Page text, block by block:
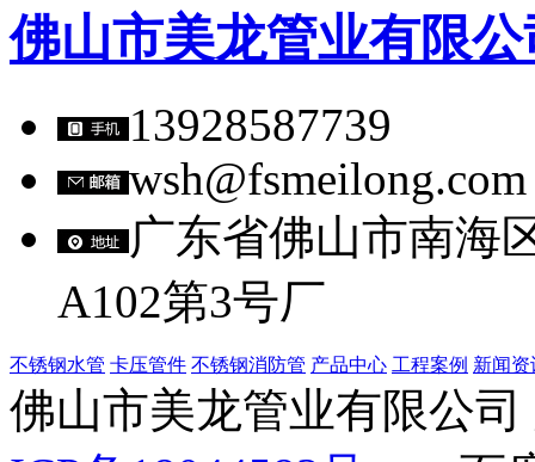
佛山市美龙管业有限公
13928587739
wsh@fsmeilong.com
广东省佛山市南海
A102第3号厂
不锈钢水管 卡压管件 不锈钢消防管 产品中心 工程案例 新闻资
佛山市美龙管业有限